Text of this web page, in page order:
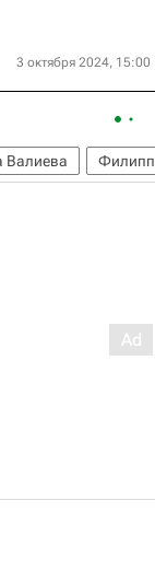
3 октября 2024, 15:00
Валиева